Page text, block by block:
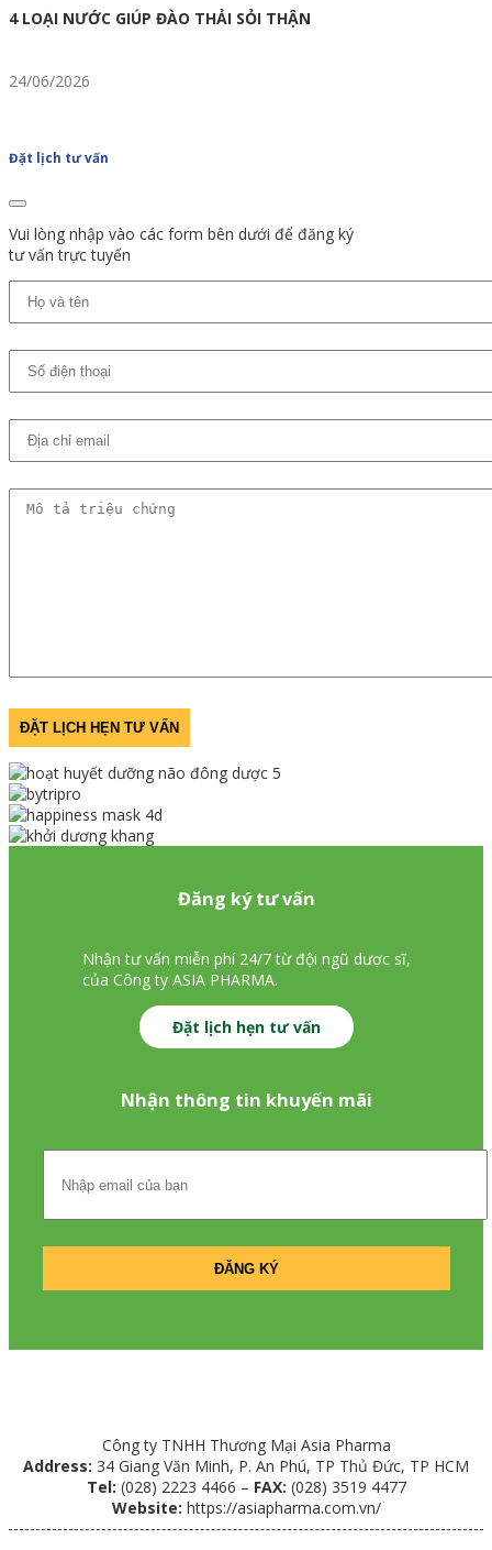
4 LOẠI NƯỚC GIÚP ĐÀO THẢI SỎI THẬN
24/06/2026
Đặt lịch tư vấn
Vui lòng nhập vào các form bên dưới để đăng ký
tư vấn trực tuyến
Đăng ký tư vấn
Nhận tư vấn miễn phí 24/7 từ đội ngũ dược sĩ,
của Công ty ASIA PHARMA.
Đặt lịch hẹn tư vấn
Nhận thông tin khuyến mãi
Công ty TNHH Thương Mại Asia Pharma
Address: 34 Giang Văn Minh, P. An Phú, TP Thủ Đức, TP HCM
Tel: (028) 2223 4466 – FAX: (028) 3519 4477
Website: https://asiapharma.com.vn/